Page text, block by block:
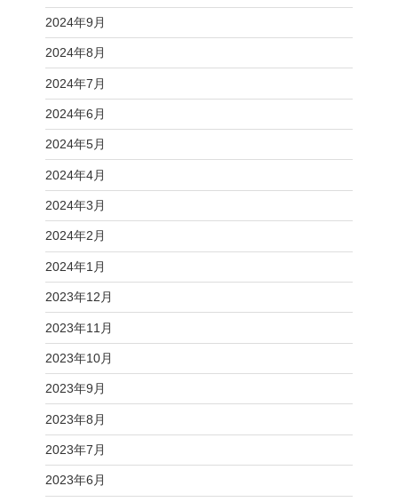
2024年9月
2024年8月
2024年7月
2024年6月
2024年5月
2024年4月
2024年3月
2024年2月
2024年1月
2023年12月
2023年11月
2023年10月
2023年9月
2023年8月
2023年7月
2023年6月